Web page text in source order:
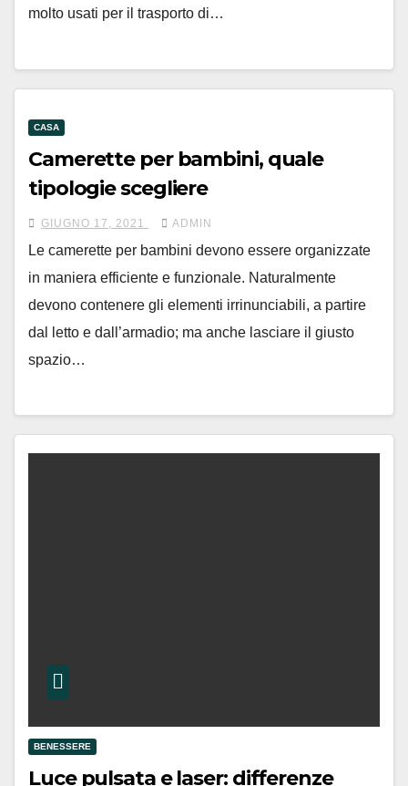
molto usati per il trasporto di…
CASA
Camerette per bambini, quale
tipologie scegliere
GIUGNO 17, 2021 ADMIN
Le camerette per bambini devono essere organizzate
in maniera efficiente e funzionale. Naturalmente
devono contenere gli elementi irrinunciabili, a partire
dal letto e dall’armadio; ma anche lasciare il giusto
spazio…
BENESSERE